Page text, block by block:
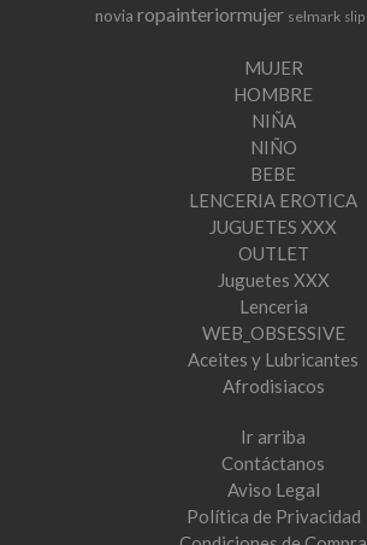
novia ropainteriormujer selmark slip
MUJER
HOMBRE
NIÑA
NIÑO
BEBE
LENCERIA EROTICA
JUGUETES XXX
OUTLET
Juguetes XXX
Lenceria
WEB_OBSESSIVE
Aceites y Lubricantes
Afrodisiacos
Ir arriba
Contáctanos
Aviso Legal
Política de Privacidad